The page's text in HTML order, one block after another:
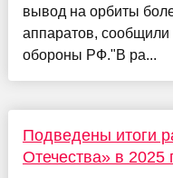
вывод на орбиты
аппаратов, сообщили
обороны РФ."В ра...
Подведены итоги
Отечества» в 2025